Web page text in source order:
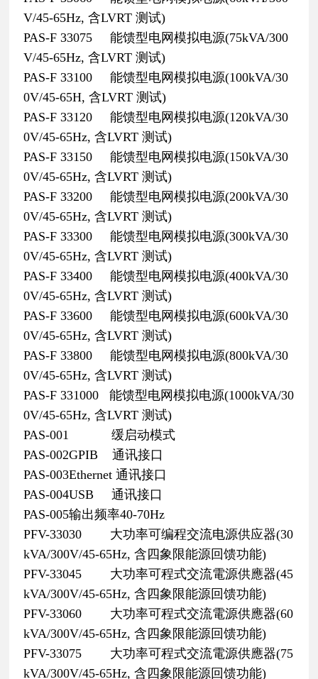
V/45-65Hz, 含LVRT 测试)
PAS-F 33075 能馈型电网模拟电源(75kVA/300
V/45-65Hz, 含LVRT 测试)
PAS-F 33100 能馈型电网模拟电源(100kVA/30
0V/45-65H, 含LVRT 测试)
PAS-F 33120 能馈型电网模拟电源(120kVA/30
0V/45-65Hz, 含LVRT 测试)
PAS-F 33150 能馈型电网模拟电源(150kVA/30
0V/45-65Hz, 含LVRT 测试)
PAS-F 33200 能馈型电网模拟电源(200kVA/30
0V/45-65Hz, 含LVRT 测试)
PAS-F 33300 能馈型电网模拟电源(300kVA/30
0V/45-65Hz, 含LVRT 测试)
PAS-F 33400 能馈型电网模拟电源(400kVA/30
0V/45-65Hz, 含LVRT 测试)
PAS-F 33600 能馈型电网模拟电源(600kVA/30
0V/45-65Hz, 含LVRT 测试)
PAS-F 33800 能馈型电网模拟电源(800kVA/30
0V/45-65Hz, 含LVRT 测试)
PAS-F 331000 能馈型电网模拟电源(1000kVA/30
0V/45-65Hz, 含LVRT 测试)
PAS-001 缓启动模式
PAS-002GPIB 通讯接口
PAS-003Ethernet 通讯接口
PAS-004USB 通讯接口
PAS-005输出频率40-70Hz
PFV-33030 大功率可编程交流电源供应器(30
kVA/300V/45-65Hz, 含四象限能源回馈功能)
PFV-33045 大功率可程式交流電源供應器(45
kVA/300V/45-65Hz, 含四象限能源回馈功能)
PFV-33060 大功率可程式交流電源供應器(60
kVA/300V/45-65Hz, 含四象限能源回馈功能)
PFV-33075 大功率可程式交流電源供應器(75
kVA/300V/45-65Hz, 含四象限能源回馈功能)